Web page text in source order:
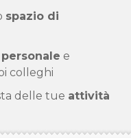
spazio di
e
colleghi
delle tue attività